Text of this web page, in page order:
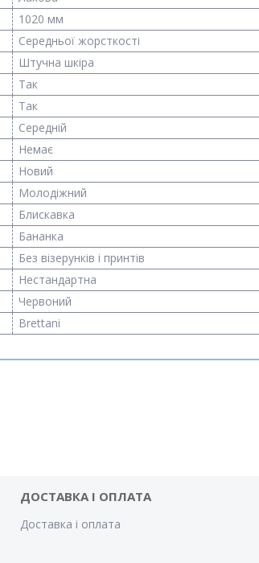
1020 мм
Середньої жорсткості
Штучна шкіра
Так
Так
Середній
Немає
Новий
Молодіжний
Блискавка
Бананка
Без візерунків і принтів
Нестандартна
Червоний
Brettani
ДОСТАВКА І ОПЛАТА
Доставка і оплата